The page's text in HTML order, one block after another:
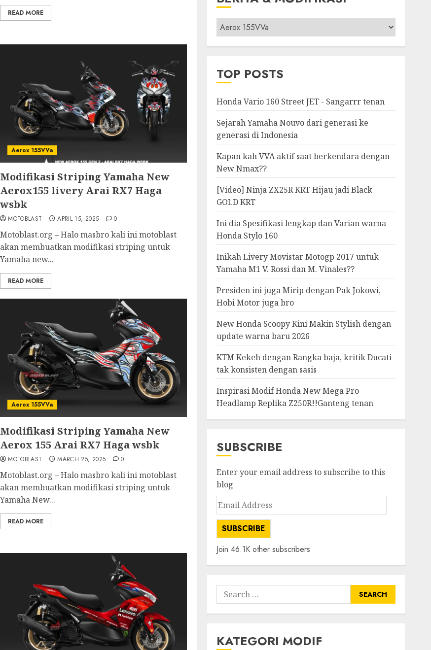
READ MORE
Aerox 155VVa
Modifikasi Striping Yamaha New
Aerox155 livery Arai RX7 Haga
wsbk
MOTOBLAST APRIL 15, 2025 0
Motoblast.org – Halo masbro kali ini motoblast
akan membuatkan modifikasi striping untuk
Yamaha new...
READ MORE
Aerox 155VVa
Modifikasi Striping Yamaha New
Aerox 155 Arai RX7 Haga wsbk
MOTOBLAST MARCH 25, 2025 0
Motoblast.org – Halo masbro kali ini motoblast
akan membuatkan modifikasi striping untuk
Yamaha New...
READ MORE
Berita
&
Modifikasi
TOP POSTS
Honda Vario 160 Street JET - Sangarrr tenan
Sejarah Yamaha Nouvo dari generasi ke
generasi di Indonesia
Kapan kah VVA aktif saat berkendara dengan
New Nmax??
[Video] Ninja ZX25R KRT Hijau jadi Black
GOLD KRT
Ini dia Spesifikasi lengkap dan Varian warna
Honda Stylo 160
Inikah Livery Movistar Motogp 2017 untuk
Yamaha M1 V. Rossi dan M. Vinales??
Presiden ini juga Mirip dengan Pak Jokowi,
Hobi Motor juga bro
New Honda Scoopy Kini Makin Stylish dengan
update warna baru 2026
KTM Kekeh dengan Rangka baja, kritik Ducati
tak konsisten dengan sasis
Inspirasi Modif Honda New Mega Pro
Headlamp Replika Z250R!!Ganteng tenan
SUBSCRIBE
Enter your email address to subscribe to this
blog
Email
Address
SUBSCRIBE
Join 46.1K other subscribers
Search
for:
KATEGORI MODIF